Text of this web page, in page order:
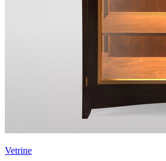
Vetrine